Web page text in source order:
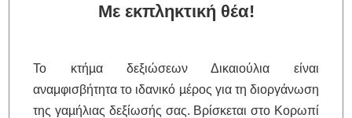
Με εκπληκτική θέα!
Το κτήµα δεξιώσεων Δικαιούλια είναι
αναμφισβήτητα το ιδανικό µέρος για τη διοργάνωση
της γαµήλιας δεξίωσής σας. Βρίσκεται στο Κορωπί